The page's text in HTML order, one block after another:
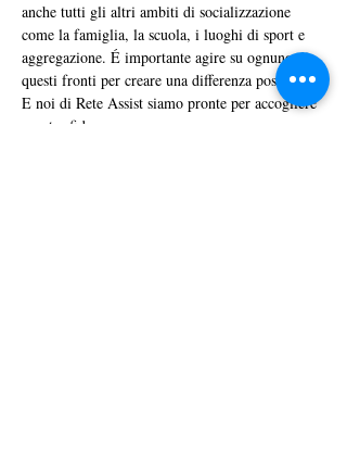
anche tutti gli altri ambiti di socializzazione
come la famiglia, la scuola, i luoghi di sport e
aggregazione. É importante agire su ognuno di
questi fronti per creare una differenza positiva.
E noi di Rete Assist siamo pronte per accogliere
questa sfida.